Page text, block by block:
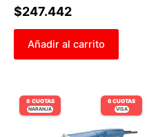
$247.442
Añadir al carrito
6 CUOTAS
VISA
8 CUOTAS
NARANJA